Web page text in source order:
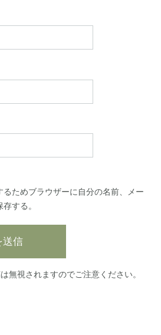
ためブラウザーに自分の名前、メー
する。
無視されますのでご注意ください。